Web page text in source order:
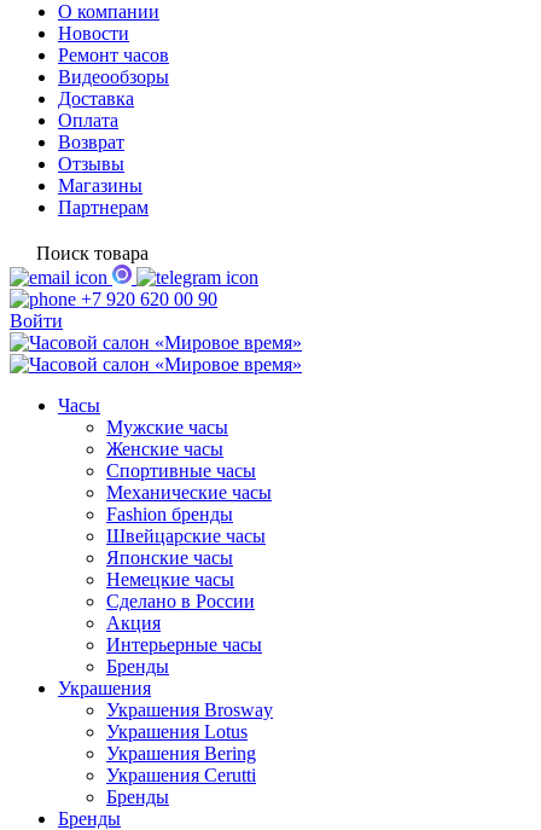
О компании
Новости
Ремонт часов
Видеообзоры
Доставка
Оплата
Возврат
Отзывы
Магазины
Партнерам
Поиск товара
+7 920 620 00 90
Войти
Часы
Мужские часы
Женские часы
Спортивные часы
Механические часы
Fashion бренды
Швейцарские часы
Японские часы
Немецкие часы
Сделано в России
Акция
Интерьерные часы
Бренды
Украшения
Украшения Brosway
Украшения Lotus
Украшения Bering
Украшения Cerutti
Бренды
Бренды